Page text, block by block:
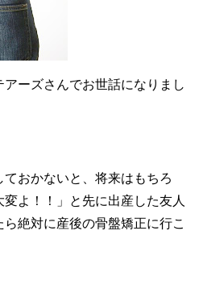
ーズさんでお世話になりまし
ておかないと、将来はもちろ
よ！！」と先に出産した友人
絶対に産後の骨盤矯正に行こ